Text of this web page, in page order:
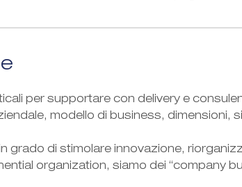
per supportare con delivery e
modello di business, dimensioni,
grado di stimolare innovazione,
organization, siamo dei “company